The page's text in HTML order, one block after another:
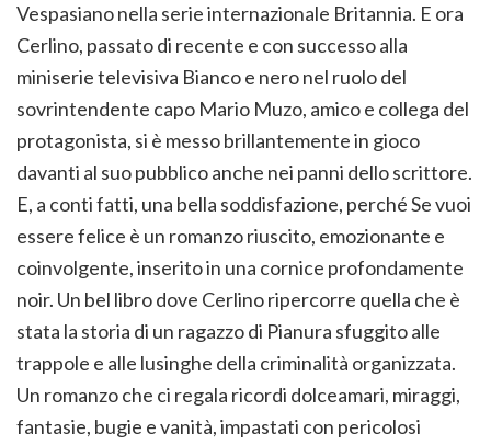
Vespasiano nella serie internazionale Britannia. E ora
Cerlino, passato di recente e con successo alla
miniserie televisiva Bianco e nero nel ruolo del
sovrintendente capo Mario Muzo, amico e collega del
protagonista, si è messo brillantemente in gioco
davanti al suo pubblico anche nei panni dello scrittore.
E, a conti fatti, una bella soddisfazione, perché Se vuoi
essere felice è un romanzo riuscito, emozionante e
coinvolgente, inserito in una cornice profondamente
noir. Un bel libro dove Cerlino ripercorre quella che è
stata la storia di un ragazzo di Pianura sfuggito alle
trappole e alle lusinghe della criminalità organizzata.
Un romanzo che ci regala ricordi dolceamari, miraggi,
fantasie, bugie e vanità, impastati con pericolosi